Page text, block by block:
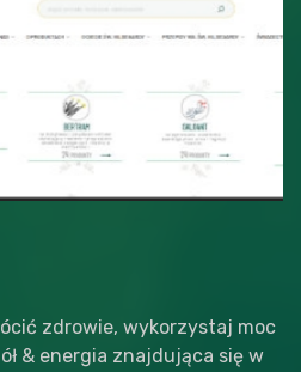
Hildegardy
zdrowie, wykorzystaj moc
& energia znajdująca się w